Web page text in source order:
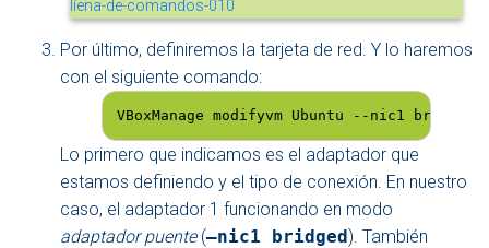
Por último, definiremos la tarjeta de red. Y lo haremos
con el siguiente comando:
VBoxManage modifyvm Ubuntu --nic1
Lo primero que indicamos es el adaptador que
estamos definiendo y el tipo de conexión. En nuestro
caso, el adaptador 1 funcionando en modo
adaptador puente(–nic1 bridged). También